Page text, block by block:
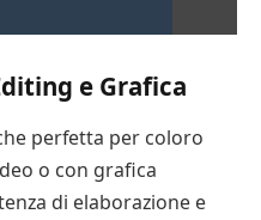
e Grafica
perfetta per coloro
o con grafica
di elaborazione e